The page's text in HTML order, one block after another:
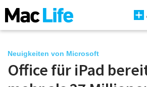
News
Neuigkeiten von Microsoft
Office für iPad